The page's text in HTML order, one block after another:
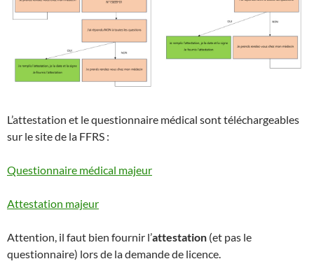
L’attestation et le questionnaire médical sont téléchargeables
sur le site de la FFRS :
Questionnaire médical majeur
Attestation majeur
Attention, il faut bien fournir l’attestation (et pas le
questionnaire) lors de la demande de licence.